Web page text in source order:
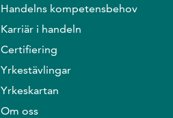
Handelns kompetensbehov
Karriär i handeln
Certifiering
Yrkestävlingar
Yrkeskartan
Om oss